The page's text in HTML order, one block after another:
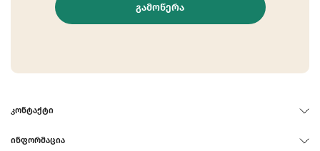
ᲒᲐᲛᲝᲬᲔᲠᲐ
ᲙᲝᲜᲢᲐᲥᲢᲘ
ᲘᲜᲤᲝᲠᲛᲐᲪᲘᲐ